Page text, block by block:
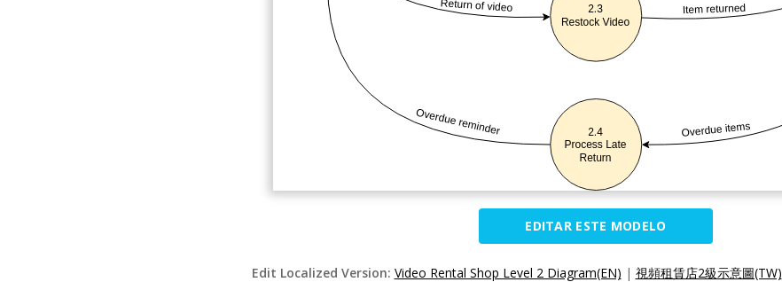
EDITAR ESTE MODELO
Edit Localized Version: Video Rental Shop Level 2 Diagram(EN) | 視頻租賃店2級示意圖(TW)